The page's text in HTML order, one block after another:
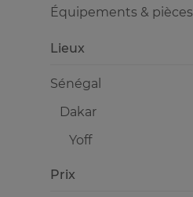
Équipements & pièces
Lieux
Sénégal
Dakar
Yoff
Prix